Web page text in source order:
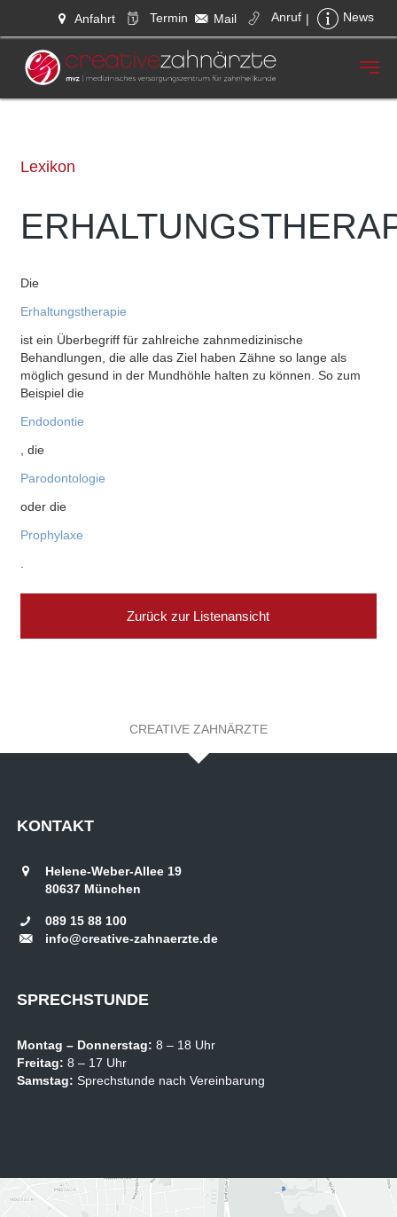
Anfahrt Termin Mail Anruf | News
Lexikon
Die
Erhaltungstherapie
ist ein Überbegriff für zahlreiche zahnmedizinische
Behandlungen, die alle das Ziel haben Zähne so lange als
möglich gesund in der Mundhöhle halten zu können. So zum
Beispiel die
Endodontie
, die
Parodontologie
oder die
Prophylaxe
Zurück zur Listenansicht
CREATIVE ZAHNÄRZTE
KONTAKT
Helene-Weber-Allee 19
80637 München
089 15 88 100
info@creative-zahnaerzte.de
SPRECHSTUNDE
Montag – Donnerstag: 8 – 18 Uhr
Freitag: 8 – 17 Uhr
Samstag: Sprechstunde nach Vereinbarung